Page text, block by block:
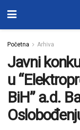
Početna Arhiva
Javni
u
BiH” a.d.